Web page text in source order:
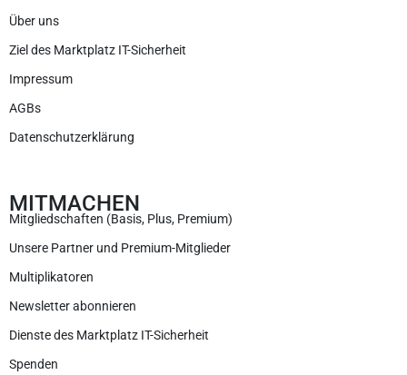
Über uns
Ziel des Marktplatz IT-Sicherheit
Impressum
AGBs
Datenschutzerklärung
MITMACHEN
Mitgliedschaften (Basis, Plus, Premium)
Unsere Partner und Premium-Mitglieder
Multiplikatoren
Newsletter abonnieren
Dienste des Marktplatz IT-Sicherheit
Spenden